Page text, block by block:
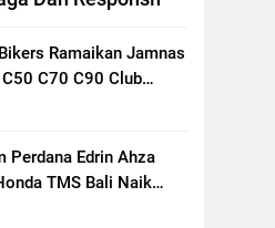
Ramaikan Jamnas
C70 C90 Club
Honda
Perdana Edrin Ahza
TMS Bali Naik